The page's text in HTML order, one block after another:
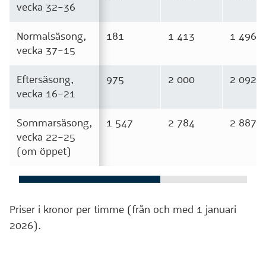
vecka 32–36
Normalsäsong,
vecka 37–15
181 1 413 1 496
Eftersäsong,
vecka 16–21
975 2 000 2 092
Sommarsäsong,
vecka 22–25
(om öppet)
1 547 2 784 2 887
Priser i kronor per timme (från och med 1 januari
2026).